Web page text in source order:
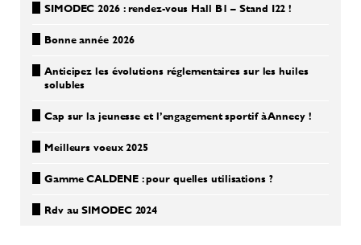
SIMODEC 2026 : rendez-vous Hall B1 – Stand I22 !
Bonne année 2026
Anticipez les évolutions réglementaires sur les huiles
solubles
Cap sur la jeunesse et l’engagement sportif à Annecy !
Meilleurs voeux 2025
Gamme CALDENE : pour quelles utilisations ?
Rdv au SIMODEC 2024